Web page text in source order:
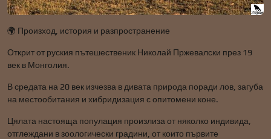
🌍 Произход, история и разпространение
Открит от руския пътешественик Николай Пржевалски през 19
век в Монголия.
В средата на 20 век изчезва в дивата природа поради лов, загуба
на местообитания и хибридизация с опитомени коне.
Цялата настояща популация произлиза от няколко индивида,
отглеждани в зоологически градини, от които първите